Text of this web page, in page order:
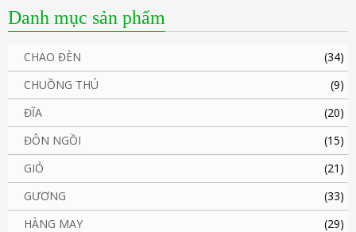
Danh mục sản phẩm
CHAO ĐÈN
(34)
CHUỒNG THÚ
(9)
ĐĨA
(20)
ĐÔN NGỒI
(15)
GIỎ
(21)
GƯƠNG
(33)
HÀNG MAY
(29)